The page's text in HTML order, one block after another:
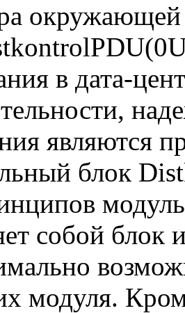
окружающей
в дата-
являются
блок
собой блок
модуля.